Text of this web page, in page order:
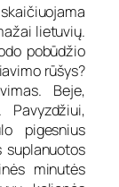
lietuvių.
pobūdžio
rūšys?
Beje,
pigesnius
suplanuotos
minutės